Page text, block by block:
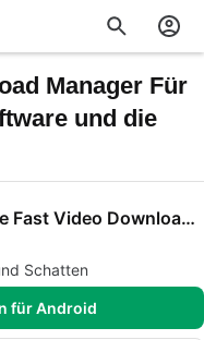
Manager Für
und die
UC Browser-Secure Free Fast Video Downloader
Schatten
für Android